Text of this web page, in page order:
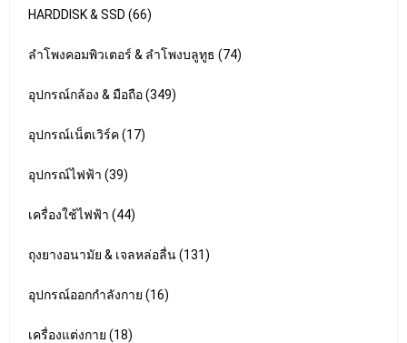
HARDDISK & SSD (66)
ลำโพงคอมพิวเตอร์ & ลำโพงบลูทูธ (74)
อุปกรณ์กล้อง & มือถือ (349)
อุปกรณ์เน็ตเวิร์ค (17)
อุปกรณ์ไฟฟ้า (39)
เครื่องใช้ไฟฟ้า (44)
ถุงยางอนามัย & เจลหล่อลื่น (131)
อุปกรณ์ออกกำลังกาย (16)
เครื่องแต่งกาย (18)